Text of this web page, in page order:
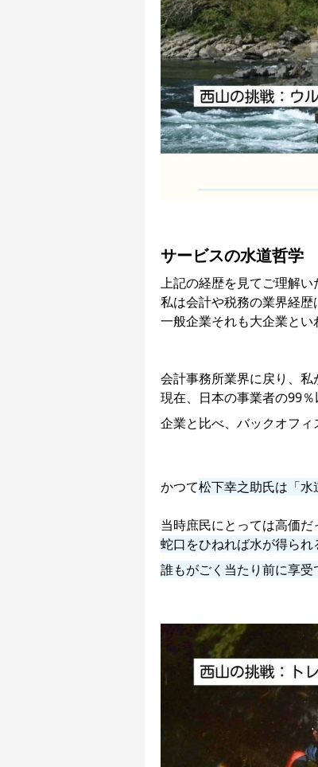
サービスの水道哲学
上記の経歴を見てご理解い
私は会計や税務の業界経歴
一般企業それも大企業とい
会計事務所業界に戻り、私
現在、日本の事業者の99％
企業と比べ、バックオフ
かつて松下幸之助氏は「水
当時庶民にとっては高価だ
蛇口をひねれば水が得られ
誰もがごく当たり前に享受